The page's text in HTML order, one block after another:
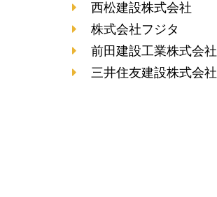
西松建設株式会社
株式会社フジタ
前田建設工業株式会社
三井住友建設株式会社